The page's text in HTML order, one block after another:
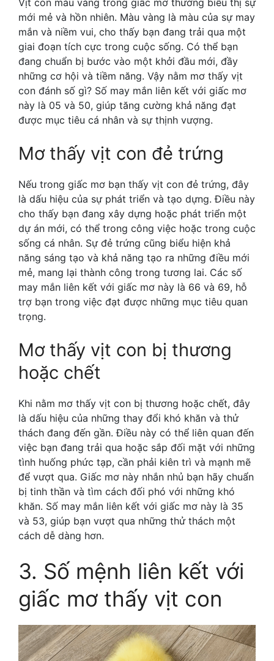
mới mẻ và hồn nhiên. Màu vàng là màu của sự may
mắn và niềm vui, cho thấy bạn đang trải qua một
giai đoạn tích cực trong cuộc sống. Có thể bạn
đang chuẩn bị bước vào một khởi đầu mới, đầy
những cơ hội và tiềm năng. Vậy nằm mơ thấy vịt
con đánh số gì? Số may mắn liên kết với giấc mơ
này là 05 và 50, giúp tăng cường khả năng đạt
được mục tiêu cá nhân và sự thịnh vượng.
Mơ thấy vịt con đẻ trứng
Nếu trong giấc mơ bạn thấy vịt con đẻ trứng, đây
là dấu hiệu của sự phát triển và tạo dựng. Điều này
cho thấy bạn đang xây dựng hoặc phát triển một
dự án mới, có thể trong công việc hoặc trong cuộc
sống cá nhân. Sự đẻ trứng cũng biểu hiện khả
năng sáng tạo và khả năng tạo ra những điều mới
mẻ, mang lại thành công trong tương lai. Các số
may mắn liên kết với giấc mơ này là 66 và 69, hỗ
trợ bạn trong việc đạt được những mục tiêu quan
trọng.
Mơ thấy vịt con bị thương
hoặc chết
Khi nằm mơ thấy vịt con bị thương hoặc chết, đây
là dấu hiệu của những thay đổi khó khăn và thử
thách đang đến gần. Điều này có thể liên quan đến
việc bạn đang trải qua hoặc sắp đối mặt với những
tình huống phức tạp, cần phải kiên trì và mạnh mẽ
để vượt qua. Giấc mơ này nhắn nhủ bạn hãy chuẩn
bị tinh thần và tìm cách đối phó với những khó
khăn. Số may mắn liên kết với giấc mơ này là 35
và 53, giúp bạn vượt qua những thử thách một
cách dễ dàng hơn.
3. Số mệnh liên kết với
giấc mơ thấy vịt con